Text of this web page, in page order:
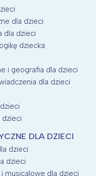
dla dzieci
dla dzieci
dziecka
i geografia dla dzieci
dla dzieci
dzieci
DLA DZIECI
dzieci
dzieci
musicalowe dla dzieci